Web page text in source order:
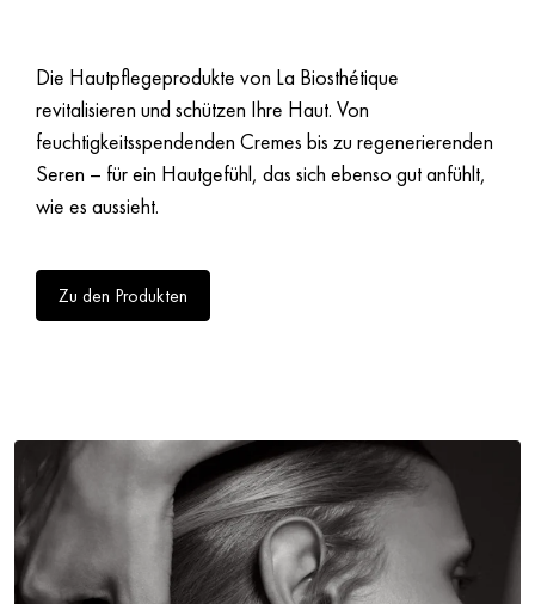
Die Hautpflegeprodukte von La Biosthétique
revitalisieren und schützen Ihre Haut. Von
feuchtigkeitsspendenden Cremes bis zu regenerierenden
Seren – für ein Hautgefühl, das sich ebenso gut anfühlt,
wie es aussieht.
Zu den Produkten